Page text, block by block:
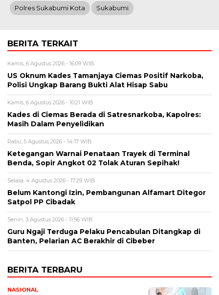
Polres Sukabumi Kota Sukabumi
BERITA TERKAIT
Kamis, 6 Agustus 2026 - 16:09 WIB
US Oknum Kades Tamanjaya Ciemas Positif Narkoba,
Polisi Ungkap Barang Bukti Alat Hisap Sabu
Kamis, 6 Agustus 2026 - 10:21 WIB
Kades di Ciemas Berada di Satresnarkoba, Kapolres:
Masih Dalam Penyelidikan
Rabu, 5 Agustus 2026 - 14:17 WIB
Ketegangan Warnai Penataan Trayek di Terminal
Benda, Sopir Angkot 02 Tolak Aturan Sepihak!
Selasa, 4 Agustus 2026 - 17:29 WIB
Belum Kantongi Izin, Pembangunan Alfamart Ditegor
Satpol PP Cibadak
Senin, 3 Agustus 2026 - 11:56 WIB
Guru Ngaji Terduga Pelaku Pencabulan Ditangkap di
Banten, Pelarian AC Berakhir di Cibeber
BERITA TERBARU
NASIONAL